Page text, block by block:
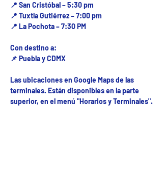
📍 San Cristóbal – 5:30 pm
📍 Tuxtla Gutiérrez – 7:00 pm
📍 La Pochota – 7:30 PM
Con destino a:
📌 Puebla y CDMX
Las ubicaciones en Google Maps de las
terminales. Están disponibles en la parte
superior, en el menú "Horarios y Terminales".